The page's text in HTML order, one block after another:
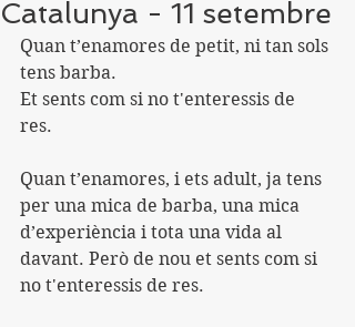
Catalunya - 11 setembre
Quan t’enamores de petit, ni tan sols
tens barba.
Et sents com si no t'enteressis de
res.
Quan t’enamores, i ets adult, ja tens
per una mica de barba, una mica
d’experiència i tota una vida al
davant. Però de nou et sents com si
no t'enteressis de res.